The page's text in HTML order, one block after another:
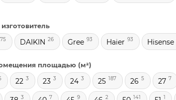
75 DAIKIN 26 Gree 93 Haier 93 Hisense
площадью (м²)
22 3 23 3 24 3 25 187 26 5 27 7
3 7 9 2 141 1